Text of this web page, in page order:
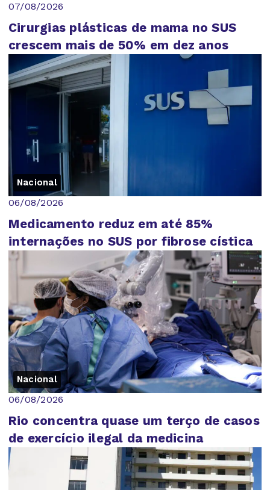
07/08/2026
Cirurgias plásticas de mama no SUS
crescem mais de 50% em dez anos
Nacional
06/08/2026
Medicamento reduz em até 85%
internações no SUS por fibrose cística
Nacional
06/08/2026
Rio concentra quase um terço de casos
de exercício ilegal da medicina